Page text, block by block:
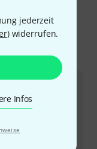
jederzeit
) widerrufen.
Infos